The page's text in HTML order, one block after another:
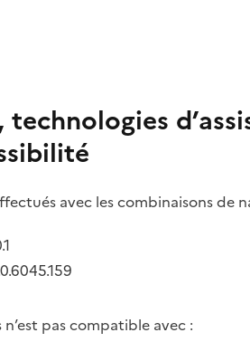
avec les combinaisons de
pas compatible avec :